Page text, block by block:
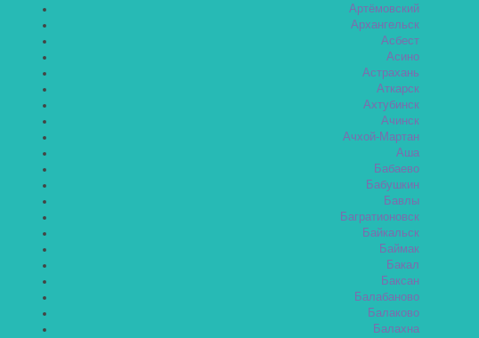
Артёмовский
Архангельск
Асбест
Асино
Астрахань
Аткарск
Ахтубинск
Ачинск
Ачхой-Мартан
Аша
Бабаево
Бабушкин
Бавлы
Багратионовск
Байкальск
Баймак
Бакал
Баксан
Балабаново
Балаково
Балахна